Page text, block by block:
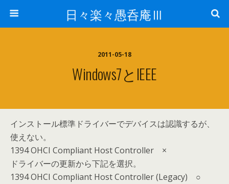
日々楽々愚呑庵Ⅲ
2011-05-18
Windows7とIEEE
インストール標準ドライバーでデバイスは認識するが、
使えない。
1394 OHCI Compliant Host Controller ×
ドライバーの更新から下記を選択。
1394 OHCI Compliant Host Controller (Legacy) ○